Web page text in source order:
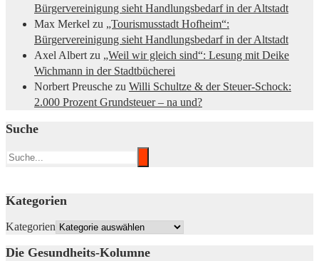
Bürgervereinigung sieht Handlungsbedarf in der Altstadt
Max Merkel zu „Tourismusstadt Hofheim“:
Bürgervereinigung sieht Handlungsbedarf in der Altstadt
Axel Albertzu „Weil wir gleich sind“: Lesung mit Deike
Wichmann in der Stadtbücherei
Norbert Preusche zu Willi Schultze & der Steuer-Schock:
2.000 Prozent Grundsteuer – na und?
Suche
Kategorien
Kategorien
Die Gesundheits-Kolumne